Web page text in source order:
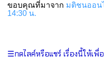
ขอบคุณที่มาจาก มติชนออน
14:30 น.
☰กดไลค์หรือแชร์ เรื่องนี้ให้เพื่